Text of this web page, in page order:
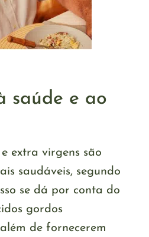
saúde e ao
extra virgens são
saudáveis, segundo
se dá por conta do
gordos
de fornecerem